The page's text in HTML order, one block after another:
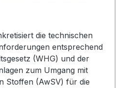
die technischen
entsprechend
(WHG) und der
zum Umgang mit
Stoffen (AwSV) für die